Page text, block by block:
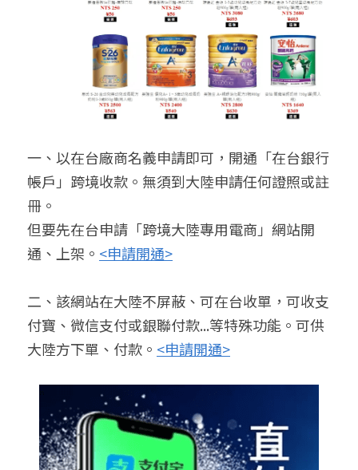
一、以在台廠商名義申請即可，開通「在台銀行
帳戶」跨境收款。無須到大陸申請任何證照或註
冊。
但要先在台申請「跨境大陸專用電商」網站開
通、上架。 <申請開通>
二、該網站在大陸不屏蔽、可在台收單，可收支
付寶、微信支付或銀聯付款...等特殊功能。可供
大陸方下單、付款。 <申請開通>